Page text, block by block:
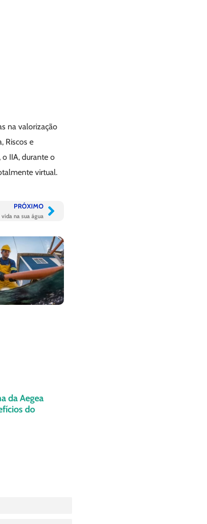
na valorização
Riscos e
IIA, durante o
virtual.
PRÓXIMO
na sua água
da Aegea
do